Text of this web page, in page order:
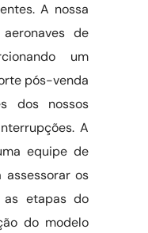
A nossa
de
um
pós-venda
dos nossos
A
equipe de
os
as etapas do
do modelo